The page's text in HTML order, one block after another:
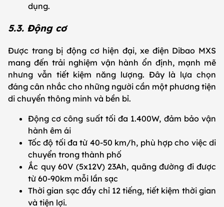
dụng.
5.3. Động cơ
Được trang bị động cơ hiện đại, xe điện Dibao MXS
mang đến trải nghiệm vận hành ổn định, mạnh mẽ
nhưng vẫn tiết kiệm năng lượng. Đây là lựa chọn
đáng cân nhắc cho những người cần một phương tiện
di chuyển thông minh và bền bỉ.
Động cơ công suất tối đa 1.400W, đảm bảo vận
hành êm ái
Tốc độ tối đa từ 40-50 km/h, phù hợp cho việc di
chuyển trong thành phố
Ắc quy 60V (5x12V) 23Ah, quãng đường đi được
từ 60-90km mỗi lần sạc
Thời gian sạc đầy chỉ 12 tiếng, tiết kiệm thời gian
và tiện lợi.